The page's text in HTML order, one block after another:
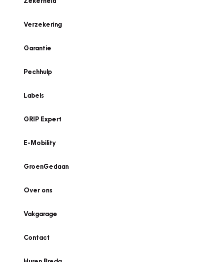
Verzekering
Garantie
Pechhulp
Labels
GRIP Expert
E-Mobility
GroenGedaan
Over ons
Vakgarage
Contact